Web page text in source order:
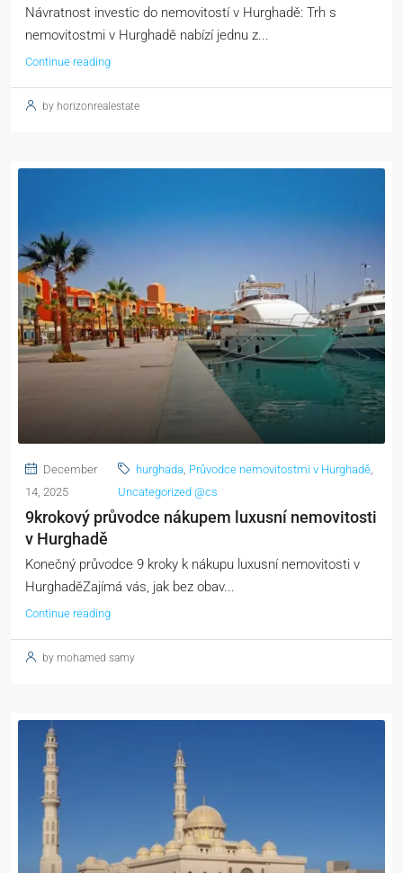
Návratnost investic do nemovitostí v Hurghadě: Trh s
nemovitostmi v Hurghadě nabízí jednu z...
Continue reading
by horizonrealestate
December
14, 2025
hurghada, Průvodce nemovitostmi v Hurghadě,
Uncategorized @cs
9krokový průvodce nákupem luxusní nemovitosti
v Hurghadě
Konečný průvodce 9 kroky k nákupu luxusní nemovitosti v
HurghaděZajímá vás, jak bez obav...
Continue reading
by mohamed samy